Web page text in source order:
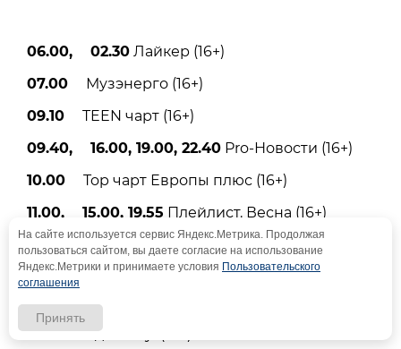
06.00, 02.30 Лайкер (16+)
07.00 Музэнерго (16+)
09.10 TEEN чарт (16+)
09.40, 16.00, 19.00, 22.40 Pro-Новости (16+)
10.00 Top чарт Европы плюс (16+)
11.00, 15.00, 19.55 Плейлист. Весна (16+)
12.00, 23.00Tоп-30. Русский плейлист
недели (16+)
14.00Лихие хиты (16+)
16.20В десятку! (16+)
На сайте используется сервис Яндекс.Метрика. Продолжая
пользоваться сайтом, вы даете согласие на использование
Яндекс.Метрики и принимаете условия Пользовательского
соглашения
Принять